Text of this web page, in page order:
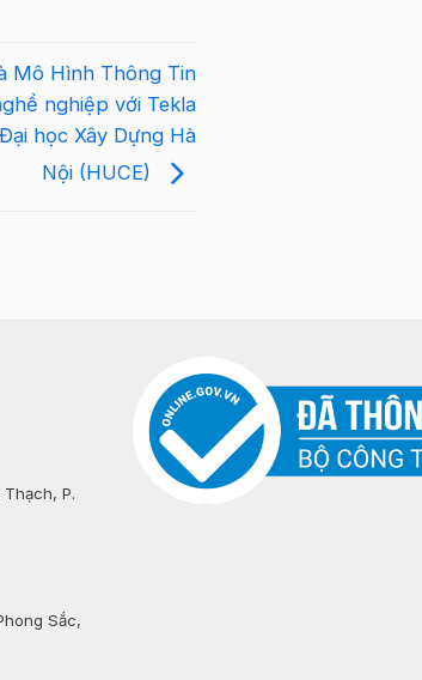
Mô Hình Thông Tin
nghiệp với Tekla
học Xây Dựng Hà
Nội (HUCE)
P.
Sắc,